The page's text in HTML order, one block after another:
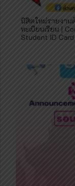
นิสิตใหม่รายงาน
ทะเบียนเรียน |
Student ID